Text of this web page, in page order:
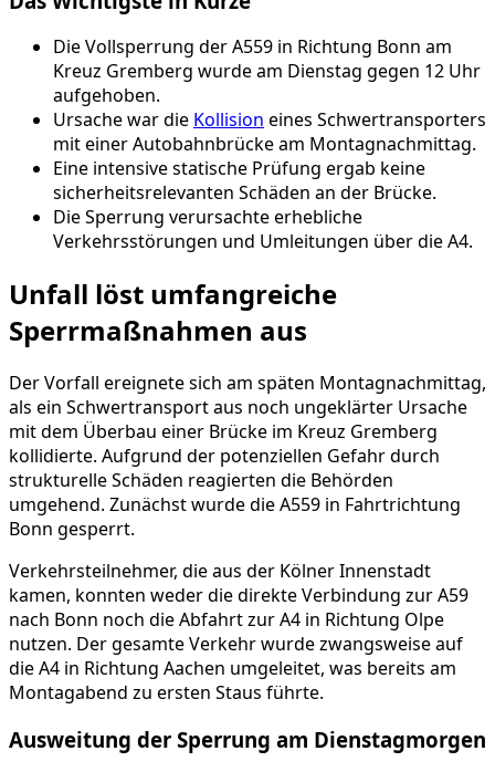
Die Vollsperrung der A559 in Richtung Bonn am
Kreuz Gremberg wurde am Dienstag gegen 12 Uhr
aufgehoben.
Ursache war die Kollision eines Schwertransporters
mit einer Autobahnbrücke am Montagnachmittag.
Eine intensive statische Prüfung ergab keine
sicherheitsrelevanten Schäden an der Brücke.
Die Sperrung verursachte erhebliche
Verkehrsstörungen und Umleitungen über die A4.
Unfall löst umfangreiche
Sperrmaßnahmen aus
Der Vorfall ereignete sich am späten Montagnachmittag,
als ein Schwertransport aus noch ungeklärter Ursache
mit dem Überbau einer Brücke im Kreuz Gremberg
kollidierte. Aufgrund der potenziellen Gefahr durch
strukturelle Schäden reagierten die Behörden
umgehend. Zunächst wurde die A559 in Fahrtrichtung
Bonn gesperrt.
Verkehrsteilnehmer, die aus der Kölner Innenstadt
kamen, konnten weder die direkte Verbindung zur A59
nach Bonn noch die Abfahrt zur A4 in Richtung Olpe
nutzen. Der gesamte Verkehr wurde zwangsweise auf
die A4 in Richtung Aachen umgeleitet, was bereits am
Montagabend zu ersten Staus führte.
Ausweitung der Sperrung am Dienstagmorgen